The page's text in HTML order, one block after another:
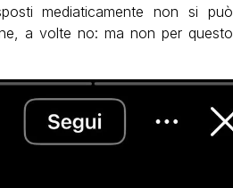
mediaticamente non si può
a volte no: ma non per questo